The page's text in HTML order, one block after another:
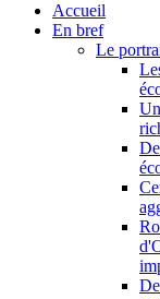
Accueil
En bref
Le